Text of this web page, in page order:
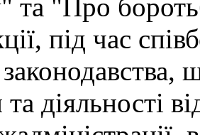
та "Про
під час
діяльності